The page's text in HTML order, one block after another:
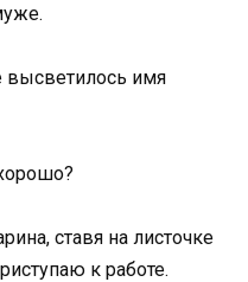
высветилось имя
ставя на листочке
к работе.